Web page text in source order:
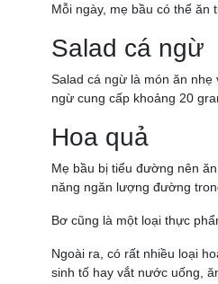
Mỗi ngày, mẹ bầu có thể ăn
Salad cá ngừ
Salad cá ngừ là món ăn
ngừ cung cấp khoảng 20
Hoa quả
Mẹ bầu bị tiểu đường nên
năng ngăn lượng đường
Bơ cũng là một loại thực
Ngoài ra, có rất nhiều loại
sinh tố hay vắt nước uống,